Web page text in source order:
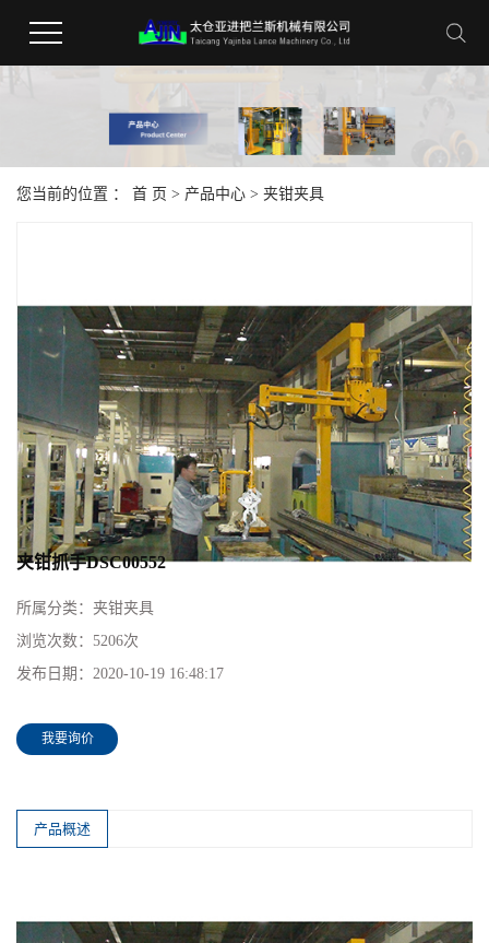
您当前的位置 ： 首 页 > 产品中心 > 夹钳夹具
夹钳抓手DSC00552
所属分类： 夹钳夹具
浏览次数： 5206次
发布日期： 2020-10-19 16:48:17
我要询价
产品概述